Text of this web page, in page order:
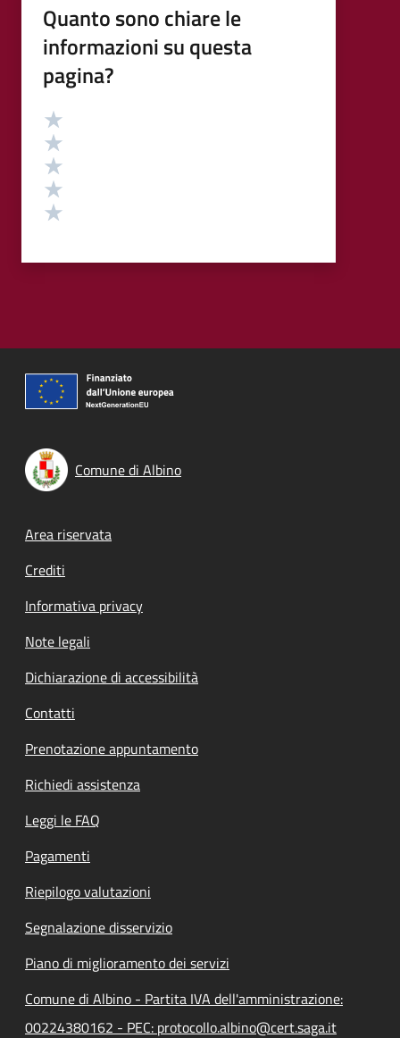
Quanto sono chiare le
informazioni su questa
pagina?
Valutazione
Comune di Albino
Footer menu
Area riservata
Crediti
Informativa privacy
Note legali
Dichiarazione di accessibilità
Contatti
Prenotazione appuntamento
Richiedi assistenza
Leggi le FAQ
Pagamenti
Riepilogo valutazioni
Segnalazione disservizio
Piano di miglioramento dei servizi
Comune di Albino - Partita IVA dell'amministrazione:
00224380162 - PEC: protocollo.albino@cert.saga.it